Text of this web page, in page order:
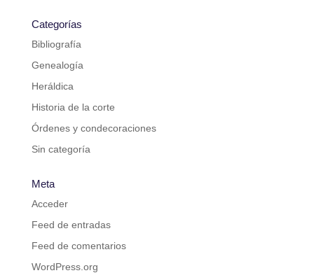
Categorías
Bibliografía
Genealogía
Heráldica
Historia de la corte
Órdenes y condecoraciones
Sin categoría
Meta
Acceder
Feed de entradas
Feed de comentarios
WordPress.org